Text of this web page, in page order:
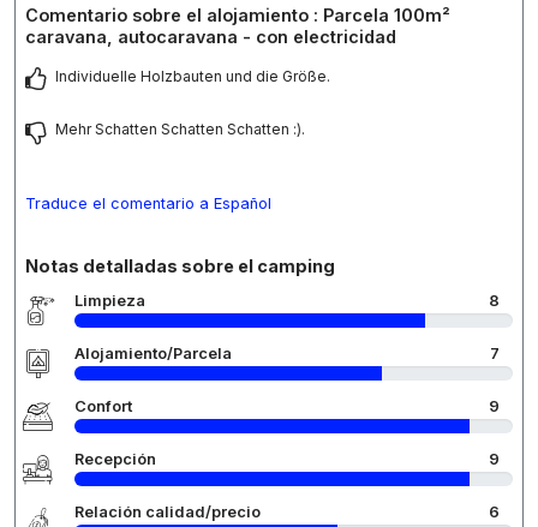
Comentario sobre el alojamiento : Parcela 100m²
caravana, autocaravana - con electricidad
Individuelle Holzbauten und die Größe.
Mehr Schatten Schatten Schatten :).
Traduce el comentario a Español
Notas detalladas sobre el camping
Limpieza 8
Alojamiento/Parcela 7
Confort 9
Recepción 9
Relación calidad/precio 6